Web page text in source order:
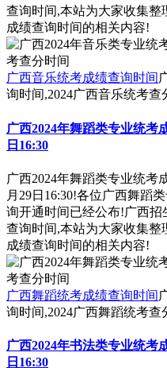
查询时间,本站为大家收集整
成绩查询时间的相关内容!
广西音乐统考成绩查询时间
询时间,2024广西音乐统考查
广西2024年舞蹈类专业统考
日16:30
广西2024年舞蹈类专业统考
月29日16:30!各位广西舞蹈
询开通时间已经公布!广西
查询时间,本站为大家收集整
成绩查询时间的相关内容!
广西舞蹈统考成绩查询时间
询时间,2024广西舞蹈统考查
广西2024年书法类专业统考
日16:30